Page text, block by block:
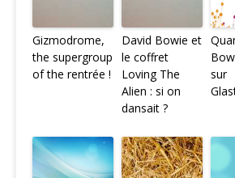
Gizmodrome,
the supergroup
of the rentrée !
David Bowie et
le coffret
Loving The
Alien : si on
dansait ?
sur